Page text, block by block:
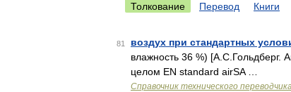
Толкование Перевод Книги
81 воздух при стандартных
влажность 36 %) [А.С.Гольдберг.
целом EN standard airSA …
Справочник технического